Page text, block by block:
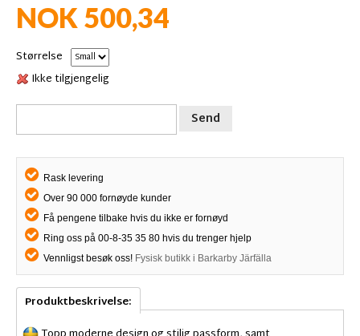
NOK 500,34
Størrelse
Ikke tilgjengelig
Send
Rask levering
Over 90 000 fornøyde kunder
Få pengene tilbake hvis du ikke er fornøyd
Ring oss på 00-8-35 35 80 hvis du trenger hjelp
Vennligst besøk oss! Fysisk butikk i Barkarby Järfälla
Produktbeskrivelse: